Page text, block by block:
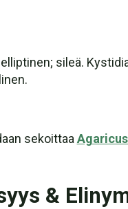
sileä.
sekoittaa
&